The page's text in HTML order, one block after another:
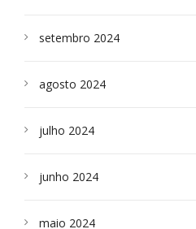
setembro 2024
agosto 2024
julho 2024
junho 2024
maio 2024